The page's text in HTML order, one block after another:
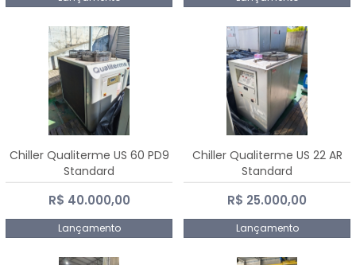
Chiller Qualiterme US 60 PD9
Standard
R$ 40.000,00
Lançamento
Chiller Qualiterme US 22 AR
Standard
R$ 25.000,00
Lançamento